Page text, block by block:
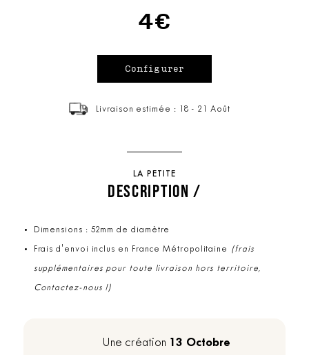
4€
Livraison estimée : 18 - 21 Août
LA PETITE
DESCRIPTION /
Dimensions : 52mm de diamètre
Frais d'envoi inclus en France Métropolitaine (frais
supplémentaires pour toute livraison hors territoire,
Contactez-nous !)
Une création 13 Octobre